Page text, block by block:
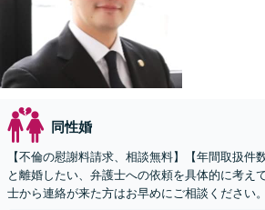
同性婚
【不倫の慰謝料請求、相談無料】【年間取扱件
と離婚したい、弁護士への依頼を具体的に考え
士から連絡が来た方はお早めにご相談ください